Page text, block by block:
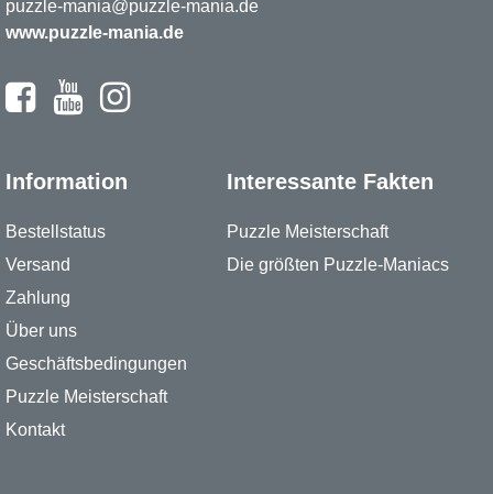
puzzle-mania@puzzle-mania.de
www.puzzle-mania.de
Information
Bestellstatus
Versand
Zahlung
Über uns
Geschäftsbedingungen
Puzzle Meisterschaft
Kontakt
Interessante Fakten
Puzzle Meisterschaft
Die größten Puzzle-Maniacs